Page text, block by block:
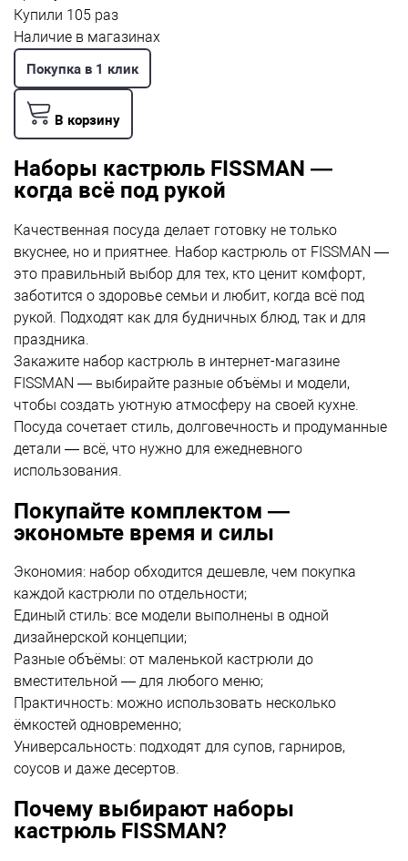
Купили 105 раз
Наличие в магазинах
Покупка в 1 клик
В корзину
Наборы кастрюль FISSMAN —
когда всё под рукой
Качественная посуда делает готовку не только
вкуснее, но и приятнее. Набор кастрюль от FISSMAN —
это правильный выбор для тех, кто ценит комфорт,
заботится о здоровье семьи и любит, когда всё под
рукой. Подходят как для будничных блюд, так и для
праздника.
Закажите набор кастрюль в интернет-магазине
FISSMAN — выбирайте разные объёмы и модели,
чтобы создать уютную атмосферу на своей кухне.
Посуда сочетает стиль, долговечность и продуманные
детали — всё, что нужно для ежедневного
использования.
Покупайте комплектом —
экономьте время и силы
Экономия: набор обходится дешевле, чем покупка
каждой кастрюли по отдельности;
Единый стиль: все модели выполнены в одной
дизайнерской концепции;
Разные объёмы: от маленькой кастрюли до
вместительной — для любого меню;
Практичность: можно использовать несколько
ёмкостей одновременно;
Универсальность: подходят для супов, гарниров,
соусов и даже десертов.
Почему выбирают наборы
кастрюль FISSMAN?